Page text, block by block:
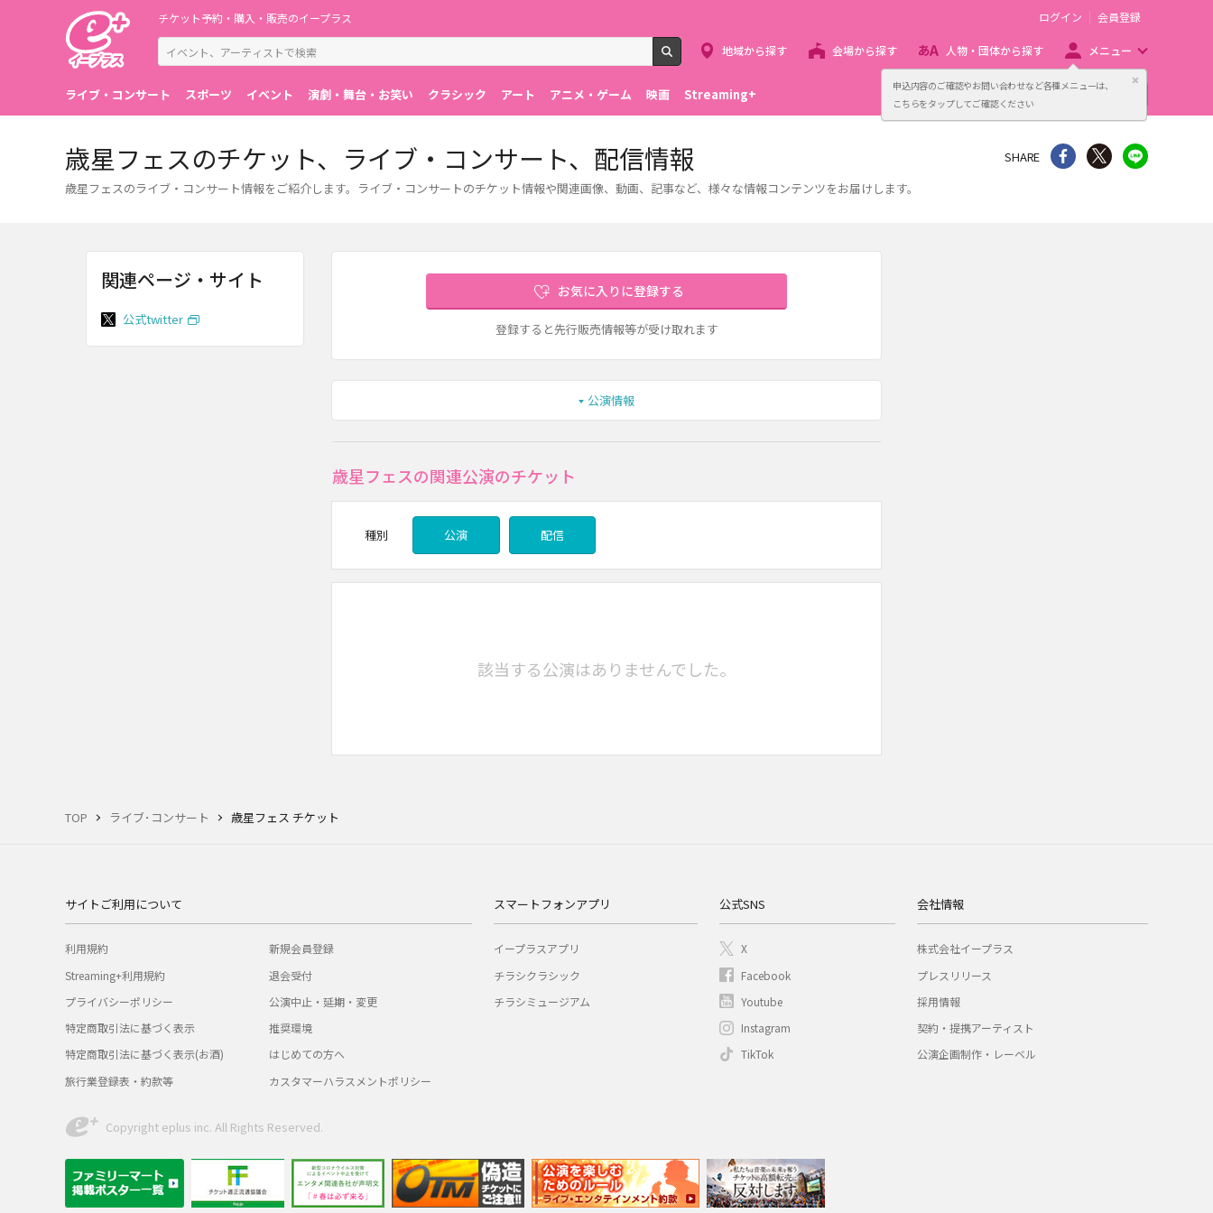
申込内容のご確認やお問い合わせなど各種メニューは、
こちらをタップしてご確認ください
閉じる
チケット予約・購入・販売のイープラス
検索
ログイン 会員登録
地域から探す 会場から探す 人物・団体から探す メニュー
ライブ・コンサート スポーツ イベント 演劇・舞台・お笑い クラシック アート アニメ・ゲーム 映画 Streaming+ 主催者向け販売サービス
TOP ライブ･コンサート 歳星フェス チケット
歳星フェスのチケット、ライブ・コンサート、配信情報
歳星フェスのライブ・コンサート情報をご紹介します。ライブ・コンサートのチケット情報や関連画像、動画、記事など、様々な情報コンテンツをお届けします。
SHARE シェア Twitter
お気に入りに登録する
登録すると先行販売情報等が受け取れます
公演情報
歳星フェスの関連公演のチケット
種別 公演 配信
該当する公演はありませんでした。
関連ページ・サイト
公式twitter
サイトご利用について
利用規約
Streaming+利用規約
プライバシーポリシー
特定商取引法に基づく表示
特定商取引法に基づく表示(お酒)
旅行業登録表・約款等
新規会員登録
退会受付
公演中止・延期・変更
推奨環境
はじめての方へ
カスタマーハラスメントポリシー
スマートフォンアプリ
イープラスアプリ
チラシクラシック
チラシミュージアム
公式SNS
X
Facebook
Youtube
Instagram
TikTok
会社情報
株式会社イープラス
プレスリリース
採用情報
契約・提携アーティスト
公演企画制作・レーベル
Copyright eplus inc. All Rights Reserved.